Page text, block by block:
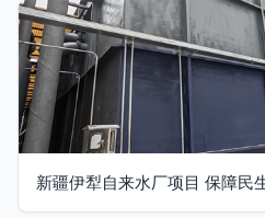
新疆伊犁自来水厂项目 保障民